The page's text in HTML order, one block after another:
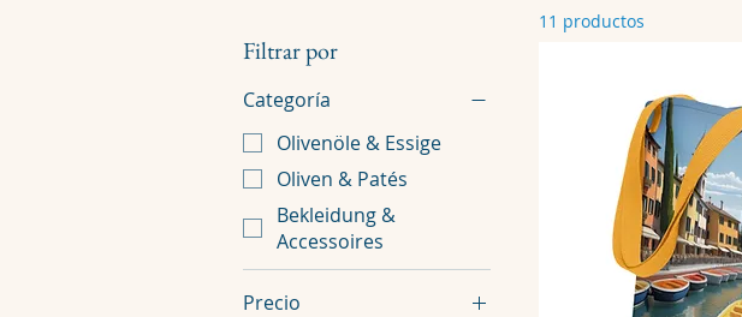
Filtrar por
Categoría
Olivenöle & Essige
Oliven & Patés
Bekleidung &
Accessoires
Precio
11 productos